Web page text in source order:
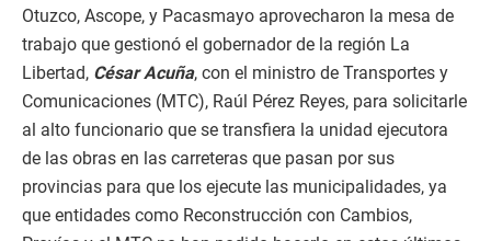
Otuzco, Ascope, y Pacasmayo aprovecharon la mesa de
trabajo que gestionó el gobernador de la región La
Libertad, César Acuña, con el ministro de Transportes y
Comunicaciones (MTC), Raúl Pérez Reyes, para solicitarle
al alto funcionario que se transfiera la unidad ejecutora
de las obras en las carreteras que pasan por sus
provincias para que los ejecute las municipalidades, ya
que entidades como Reconstrucción con Cambios,